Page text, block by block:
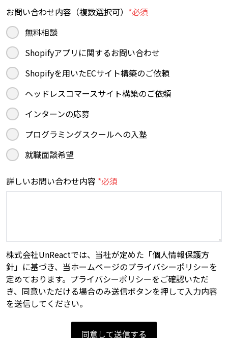
お問い合わせ内容（複数選択可） *必須
無料相談
Shopifyアプリに関するお問い合わせ
Shopifyを用いたECサイト構築のご依頼
ヘッドレスコマースサイト構築のご依頼
インターンの応募
プログラミングスクールへの入塾
就職面談希望
詳しいお問い合わせ内容 *必須
株式会社UnReactでは、当社が定めた「個人情報保護方
針」に基づき、当ホームページのプライバシーポリシーを
定めております。プライバシーポリシーをご確認いただ
き、同意いただける場合のみ送信ボタンを押して入力内容
を送信してください。